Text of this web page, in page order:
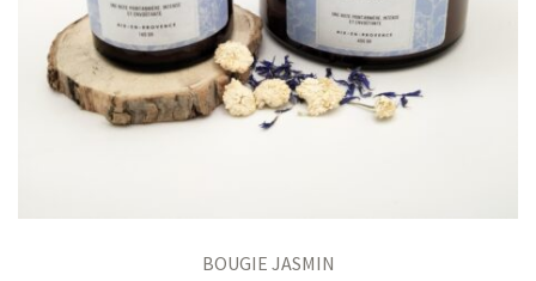
BOUGIE JASMIN